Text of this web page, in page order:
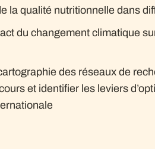
la qualité nutritionnelle dans
du changement climatique
des réseaux de
et identifier les leviers